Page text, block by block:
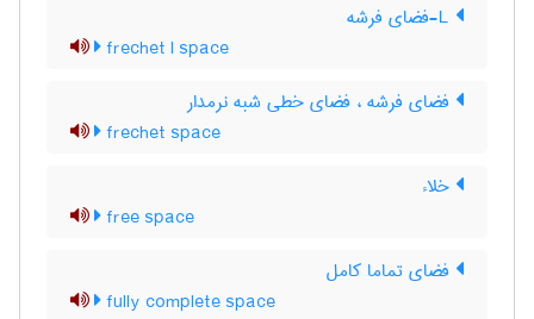
frechet l space
فضای فرشه ، فضای خطی شبه نرمدار
frechet space
خلاء
free space
فضای تماما کامل
fully complete space